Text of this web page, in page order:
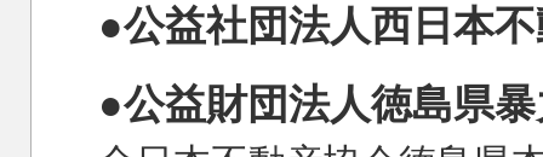
●公益社団法人西日本
●公益財団法人徳島県